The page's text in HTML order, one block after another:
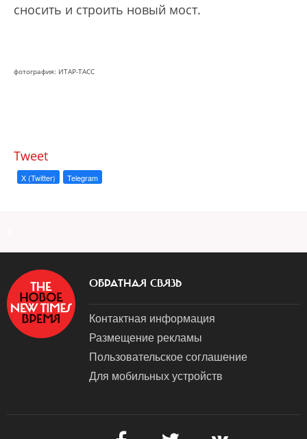
сносить и строить новый мост.
фотография: ИТАР-ТАСС
Tweet
X (Twitter) Telegram
ОБРАТНАЯ СВЯЗЬ
Контактная информация
Размещение рекламы
Пользовательское соглашение
Для мобильных устройств